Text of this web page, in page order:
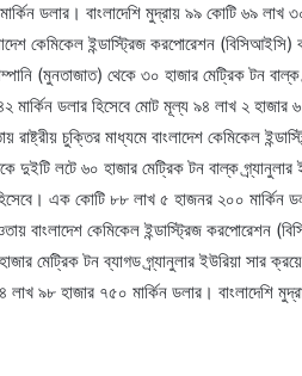
ডলার। বাংলাদেশি মুদ্রায় ৯৯ কোটি ৬৯ লাখ
কেমিকেল ইন্ডাস্ট্রিজ করপোরেশন (বিসিআইসি)
(মুনতাজাত) থেকে ৩০ হাজার মেট্রিক টন
ডলার হিসেবে মোট মূল্য ৯৪ লাখ ২ হাজার
রাষ্ট্রীয় চুক্তির মাধ্যমে বাংলাদেশ কেমিকেল
দুইটি লটে ৬০ হাজার মেট্রিক টন বাল্ক
এক কোটি ৮৮ লাখ ৫ হাজনর ২০০ মার্কিন
বাংলাদেশ কেমিকেল ইন্ডাস্ট্রিজ করপোরেশন
মেট্রিক টন ব্যাগড গ্র্যানুলার ইউরিয়া সার
লাখ ৯৮ হাজার ৭৫০ মার্কিন ডলার। বাংলাদেশি